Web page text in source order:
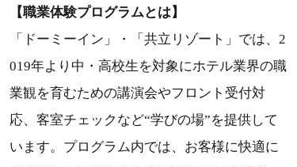
【職業体験プログラムとは】
「ドーミーイン」・「共立リゾート」では、2
019年より中・高校生を対象にホテル業界の職
業観を育むための講演会やフロント受付対
応、客室チェックなど“学びの場”を提供して
います。プログラム内では、お客様に快適に